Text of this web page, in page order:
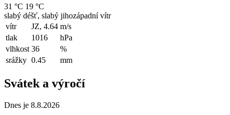
31 °C 19 °C
slabý déšť, slabý jihozápadní vítr
vítr
JZ, 4.64 m/s
tlak
1016
hPa
vlhkost 36
%
srážky 0.45 mm
Svátek a výročí
Dnes je 8.8.2026